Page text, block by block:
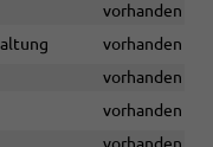
vorhanden
vorhanden
vorhanden
vorhanden